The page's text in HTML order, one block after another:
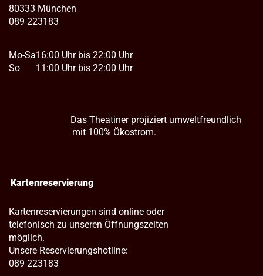
80333 München
089 223183
Mo-Sa
So
16:00 Uhr bis 22:00 Uhr
11:00 Uhr bis 22:00 Uhr
Das Theatiner projiziert umweltfreundlich
mit 100% Ökostrom.
Kartenreservierung
Kartenreservierungen sind online oder
telefonisch zu unseren Öffnungszeiten
möglich.
Unsere Reservierungshotline:
089 223183